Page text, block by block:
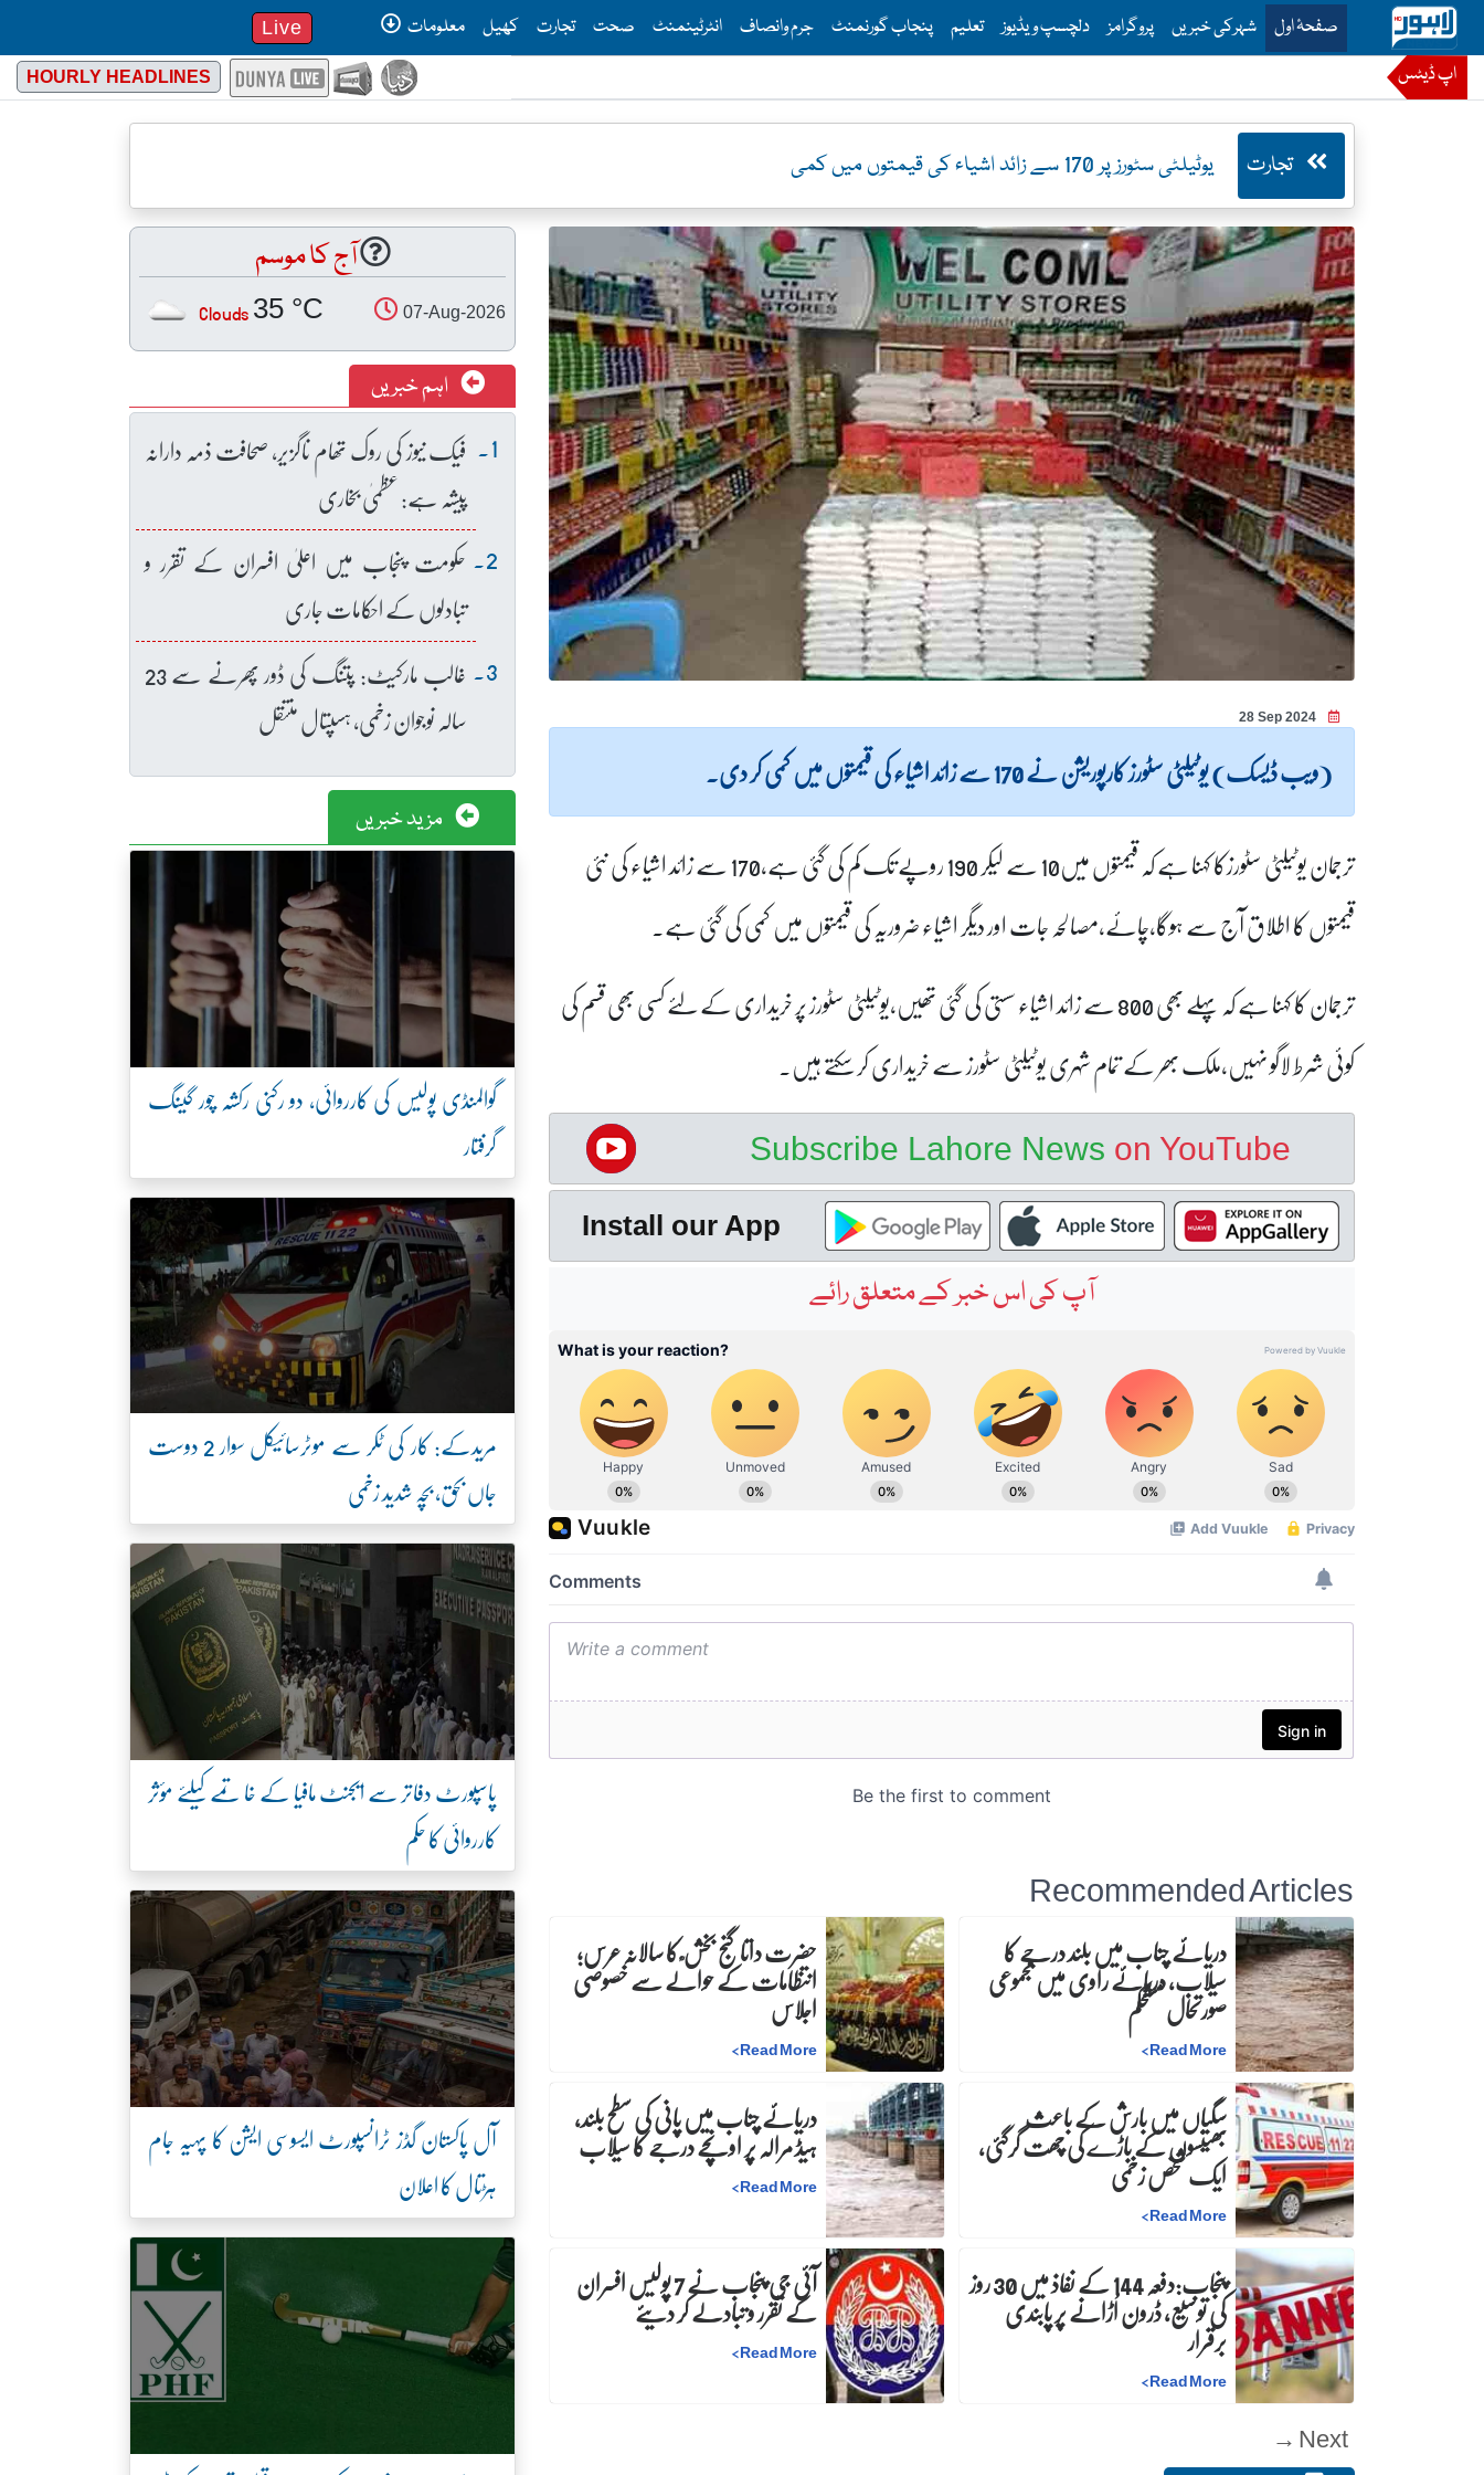
صفحۂ اولThis is the main menu for Lahore News
شہرکی خبریں پروگرامز دلچسپ ویڈیوز تعلیم پنجاب گورنمنٹ جرم وانصاف انٹرٹینمنٹ صحت تجارت کھیل معلومات Live
اپ ڈیٹس HOURLY HEADLINES
تجارت یوٹیلٹی سٹورز پر 170 سے زائد اشیاء کی قیمتوں میں کمی
28 Sep 2024
(ویب ڈیسک) یوٹیلٹی سٹورز کارپوریشن نے 170 سے زائد اشیاء کی قیمتوں میں کمی کر دی۔
ترجمان یوٹیلٹی سٹورزکا کہنا ہے کہ قیمتوں میں10 سے لیکر 190 روپے تک کم کی گئی ہے،170 سے زائد اشیاء کی نئی
قیمتوں کا اطلاق آج سے ہوگا،چائے،مصالحہ جات اور دیگر اشیاء ضروریہ کی قیمتوں میں کمی کی گئی ہے۔
ترجمان کا کہنا ہے کہ پہلے بھی 800 سے زائد اشیاء سستی کی گئی تھیں،یوٹیلٹی سٹورز پر خریداری کے لئے کسی بھی قسم کی
کوئی شرط لاگو نہیں،ملک بھر کے تمام شہری یوٹیلٹی سٹورز سے خریداری کر سکتے ہیں۔
Subscribe Lahore News on YouTube
Install our App
آپ کی اس خبر کے متعلق رائے
Recommended Articles
دریائے چناب میں بلند درجے کا
سیلاب، دریائے راوی میں مجموعی
صورتحال مستحکم
Read More
>
حضرت داتا گنج بخش ؒ کا سالانہ عرس;
انتظامات کے حوالے سے خصوصی
اجلاس
Read More
>
سگیاں میں بارش کے باعث
بھینسوں کے باڑے کی چھت گرگئی،
ایک شخص زخمی
Read More
>
دریائے چناب میں پانی کی سطح بلند،
ہیڈ مرالہ پر اونچے درجے کا سیلاب
Read More
>
پنجاب:دفعہ 144 کے نفاذ میں 30 روز کی توسیع، ڈرون اُڑانے پر پابندی
برقرار
Read More
>
آئی جی پنجاب نے 7 پولیس افسرانکے تقرر و تبادلے کر دیئے
Read More
>
Next →
آج کا موسم
07-Aug-2026
35 °C
Clouds
اہم خبریں
فیک نیوز کی روک تھام ناگزیر، صحافت ذمہ دارانہ
پیشہ ہے: عظمیٰ بخاری
حکومت پنجاب میں اعلیٰ افسران کے تقرر و
تبادلوں کے احکامات جاری
غالب مارکیٹ: پتنگ کی ڈور پھرنے سے 23
سالہ نوجوان زخمی، ہسپتال منتقل
مزید خبریں
گوالمنڈی پولیس کی کارروائی، دو رکنی رکشہ چور گینگ
گرفتار
مریدکے: کار کی ٹکر سے موٹرسائیکل سوار 2 دوست
جاں بحق، بچہ شدید زخمی
پاسپورٹ دفاتر سے ایجنٹ مافیا کے خاتمے کیلئے مؤثر
کارروائی کا حکم
آل پاکستان گڈز ٹرانسپورٹ ایسوسی ایشن کا پہیہ جام
ہڑتال کا اعلان